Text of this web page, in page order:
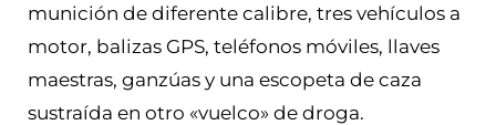
munición de diferente calibre, tres vehículos a
motor, balizas GPS, teléfonos móviles, llaves
maestras, ganzúas y una escopeta de caza
sustraída en otro «vuelco» de droga.